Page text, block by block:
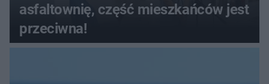
asfaltownię, część mieszkańców jest
przeciwna!